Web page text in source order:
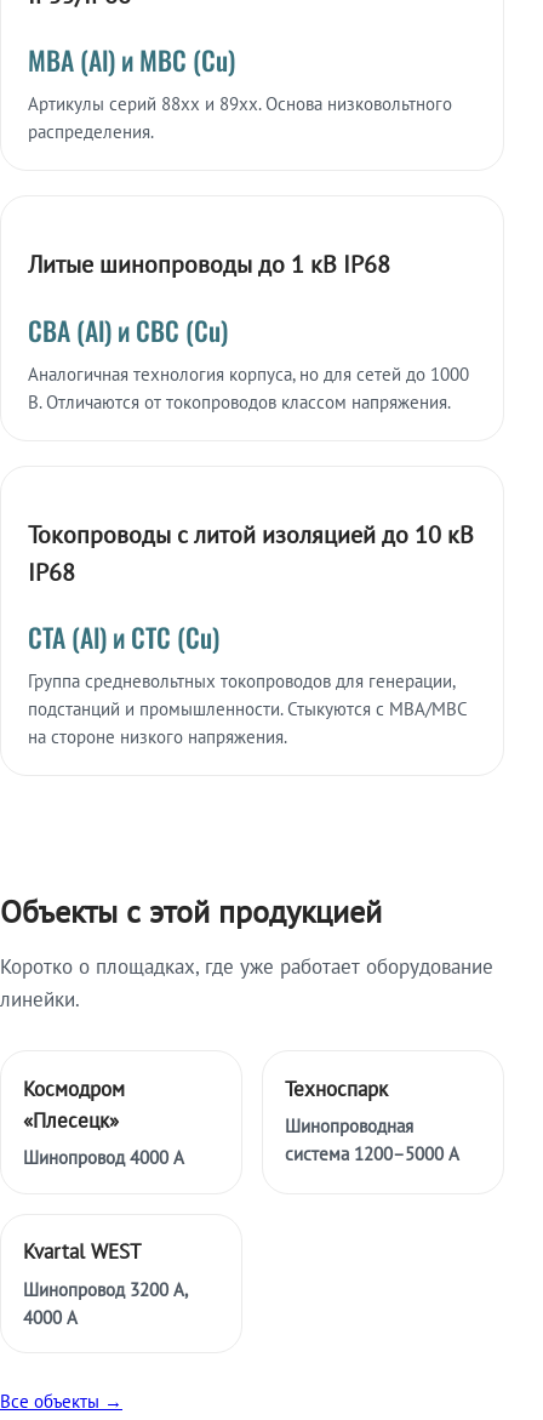
МВА (Al) и МВС (Cu)
Артикулы серий 88xx и 89xx. Основа низковольтного
распределения.
Литые шинопроводы до 1 кВ IP68
СВА (Al) и СВС (Cu)
Аналогичная технология корпуса, но для сетей до 1000
В. Отличаются от токопроводов классом напряжения.
Токопроводы с литой изоляцией до 10 кВ
IP68
СТА (Al) и СТС (Cu)
Группа средневольтных токопроводов для генерации,
подстанций и промышленности. Стыкуются с МВА/МВС
на стороне низкого напряжения.
Объекты с этой продукцией
Коротко о площадках, где уже работает оборудование
линейки.
Космодром
«Плесецк»
Шинопровод 4000 А
Техноспарк
Шинопроводная
система 1200–5000 А
Kvartal WEST
Шинопровод 3200 А,
4000 А
Все объекты →